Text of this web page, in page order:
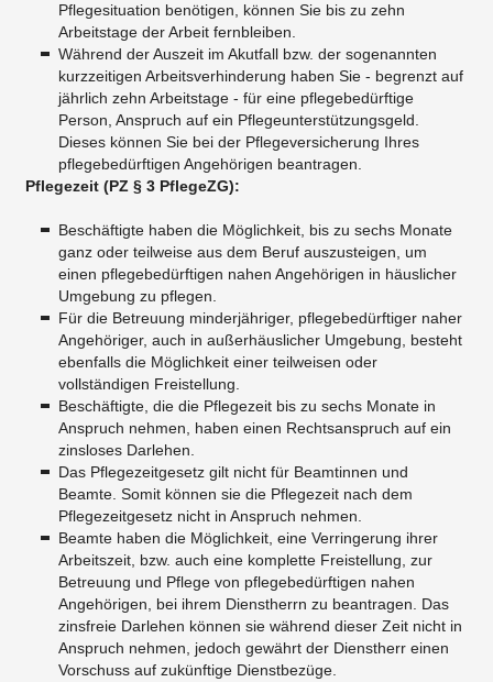
Pflegesituation benötigen, können Sie bis zu zehn
Arbeitstage der Arbeit fernbleiben.
Während der Auszeit im Akutfall bzw. der sogenannten
kurzzeitigen Arbeitsverhinderung haben Sie - begrenzt auf
jährlich zehn Arbeitstage - für eine pflegebedürftige
Person, Anspruch auf ein Pflegeunterstützungsgeld.
Dieses können Sie bei der Pflegeversicherung Ihres
pflegebedürftigen Angehörigen beantragen.
Pflegezeit (PZ § 3 PflegeZG):
Beschäftigte haben die Möglichkeit, bis zu sechs Monate
ganz oder teilweise aus dem Beruf auszusteigen, um
einen pflegebedürftigen nahen Angehörigen in häuslicher
Umgebung zu pflegen.
Für die Betreuung minderjähriger, pflegebedürftiger naher
Angehöriger, auch in außerhäuslicher Umgebung, besteht
ebenfalls die Möglichkeit einer teilweisen oder
vollständigen Freistellung.
​Beschäftigte, die die Pflegezeit bis zu sechs Monate in
Anspruch nehmen, haben einen Rechtsanspruch auf ein
zinsloses Darlehen.
​Das Pflegezeitgesetz gilt nicht für Beamtinnen und
Beamte. Somit können sie die Pflegezeit nach dem
Pflegezeitgesetz nicht in Anspruch nehmen.
Beamte haben die Möglichkeit, eine Verringerung ihrer
Arbeitszeit, bzw. auch eine komplette Freistellung, zur
Betreuung und Pflege von pflegebedürftigen nahen
Angehörigen, bei ihrem Dienstherrn zu beantragen. Das
zinsfreie Darlehen können sie während dieser Zeit nicht in
Anspruch nehmen, jedoch gewährt der Dienstherr einen
Vorschuss auf zukünftige Dienstbezüge.